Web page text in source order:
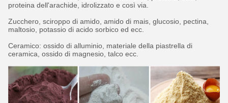
proteina dell'arachide, idrolizzato e così via.
Zucchero, sciroppo di amido, amido di mais, glucosio, pectina,
maltosio, potassio di acido sorbico ed ecc.
Ceramico: ossido di alluminio, materiale della piastrella di
ceramica, ossido di magnesio, talco ecc.